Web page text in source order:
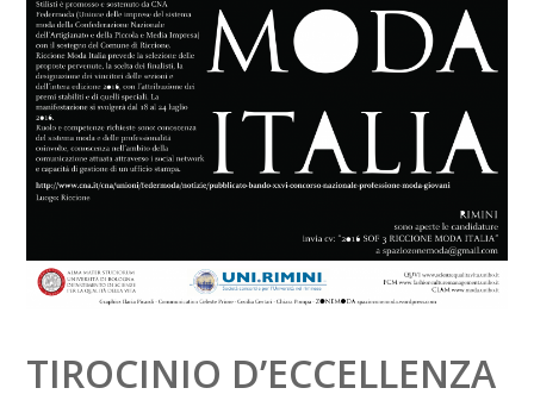
TIROCINIO D’ECCELLENZA